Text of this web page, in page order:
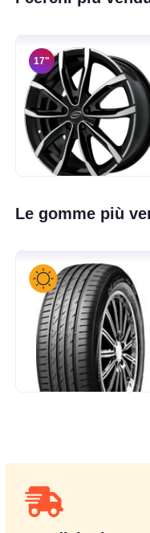
17"
Le gomme più